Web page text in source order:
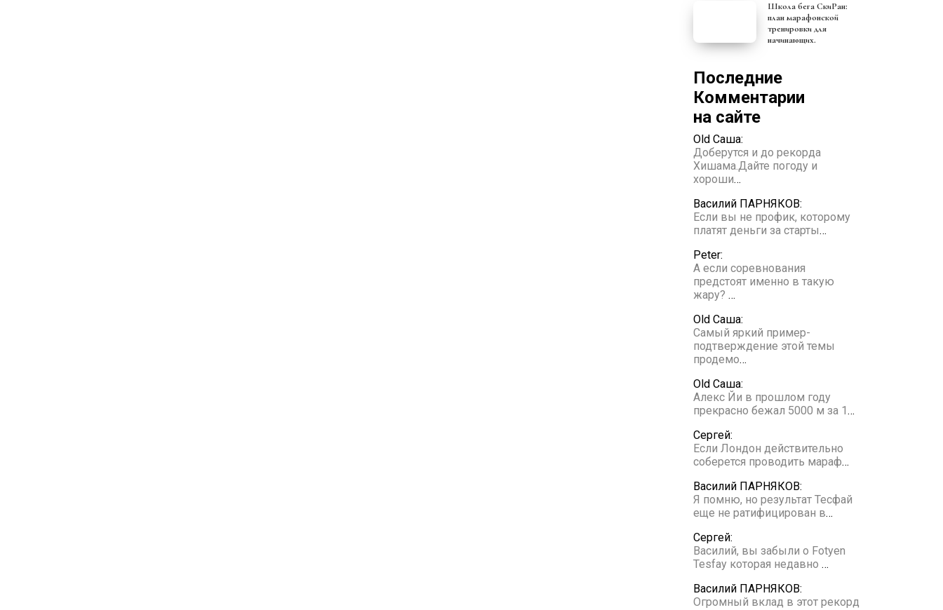
Школа бега СкиРан:
план марафонской
тренировки для
начинающих.
Последние
Комментарии
на сайте
Old Саша:
Доберутся и до рекорда
Хишама.Дайте погоду и
хороши…
Василий ПАРНЯКОВ:
Если вы не профик, которому
платят деньги за старты…
Peter:
А если соревнования
предстоят именно в такую
жару? …
Old Саша:
Самый яркий пример-
подтверждение этой темы
продемо…
Old Саша:
Алекс Йи в прошлом году
прекрасно бежал 5000 м за 1…
Сергей:
Если Лондон действительно
соберется проводить мараф…
Василий ПАРНЯКОВ:
Я помню, но результат Тесфай
еще не ратифицирован в…
Сергей:
Василий, вы забыли о Fotyen
Tesfay которая недавно …
Василий ПАРНЯКОВ:
Огромный вклад в этот рекорд